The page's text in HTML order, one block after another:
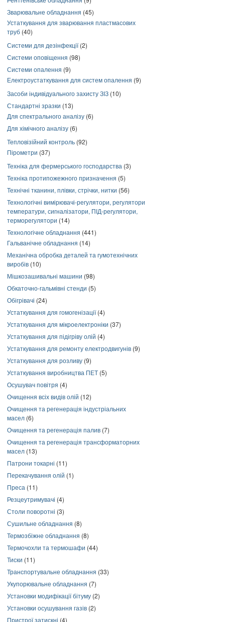
Зварювальне обладнання (45)
Устаткування для зварювання пластмасових
труб (40)
Системи для дезінфекції(2)
Системи оповіщення (98)
Системи опалення (9)
Електроустаткування для систем опалення (9)
Засоби індивідуального захисту ЗІЗ (10)
Стандартні зразки (13)
Для спектрального аналізу (6)
Для хімічного аналізу (6)
Тепловізійний контроль (92)
Пірометри (37)
Техніка для фермерського господарства (3)
Техніка протипожежного призначення (5)
Технічні тканини, плівки, стрічки, нитки (56)
Технологічні вимірювачі-регулятори, регулятори
температури, сигналізатори, ПІД-регулятори,
терморегулятори (14)
Технологічне обладнання (441)
Гальванічне обладнання (14)
Механічна обробка деталей та гумотехнічних
виробів (10)
Мішкозашивальні машини (98)
Обкаточно-гальмівні стенди (5)
Обігрівачі (24)
Устаткування для гомогенізації(4)
Устаткування для мікроелектроніки (37)
Устаткування для підігріву олій (4)
Устаткування для ремонту електродвигунів (9)
Устаткування для розливу (9)
Устаткування виробництва ПЕТ (5)
Осушувач повітря (4)
Очищення всіх видів олій (12)
Очищення та регенерація індустріальних
масел (6)
Очищення та регенерація палив (7)
Очищення та регенерація трансформаторних
масел (13)
Патрони токарні (11)
Перекачування олій (1)
Преса (11)
Резцеутримувачі (4)
Столи поворотні (3)
Сушильне обладнання (8)
Термозбіжне обладнання (8)
Термочохли та термошафи (44)
Тиски (11)
Транспортувальне обладнання (33)
Укупорювальне обладнання (7)
Установки модифікації бітуму (2)
Установки осушування газів (2)
Пристрої затискні (4)